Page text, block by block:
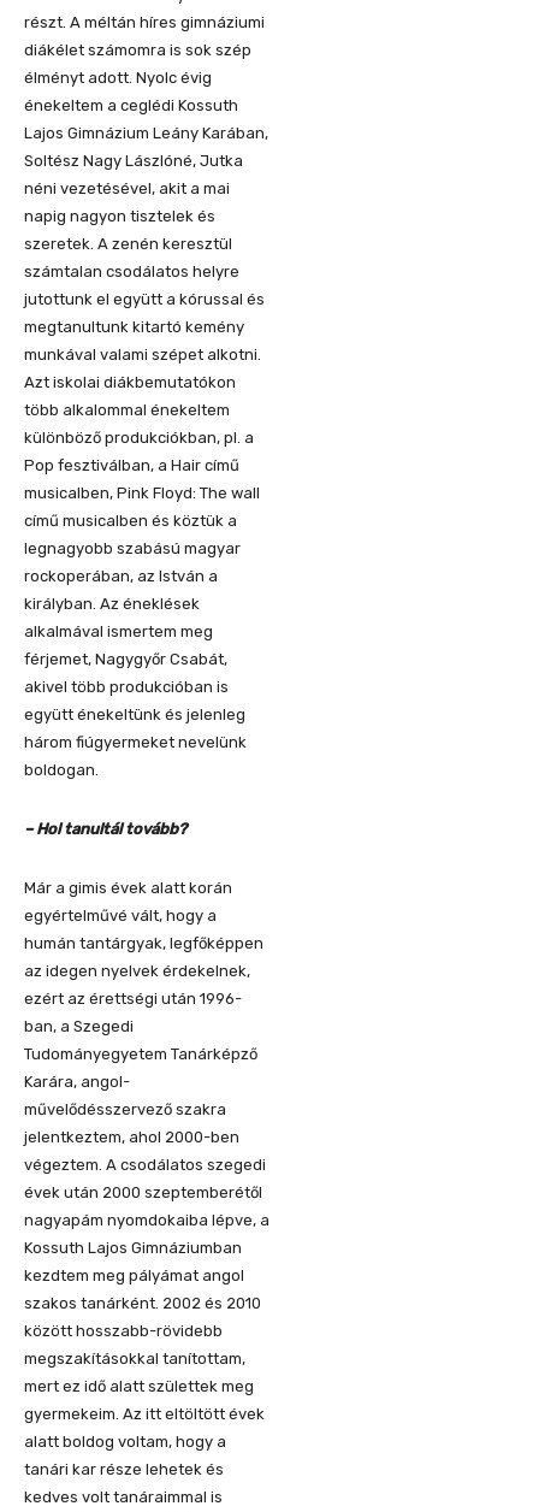
részt. A méltán híres gimnáziumi
diákélet számomra is sok szép
élményt adott. Nyolc évig
énekeltem a ceglédi Kossuth
Lajos Gimnázium Leány Karában,
Soltész Nagy Lászlóné, Jutka
néni vezetésével, akit a mai
napig nagyon tisztelek és
szeretek. A zenén keresztül
számtalan csodálatos helyre
jutottunk el együtt a kórussal és
megtanultunk kitartó kemény
munkával valami szépet alkotni.
Azt iskolai diákbemutatókon
több alkalommal énekeltem
különböző produkciókban, pl. a
Pop fesztiválban, a Hair című
musicalben, Pink Floyd: The wall
című musicalben és köztük a
legnagyobb szabású magyar
rockoperában, az István a
királyban. Az éneklések
alkalmával ismertem meg
férjemet, Nagygyőr Csabát,
akivel több produkcióban is
együtt énekeltünk és jelenleg
három fiúgyermeket nevelünk
boldogan.
– Hol tanultál tovább?
Már a gimis évek alatt korán
egyértelművé vált, hogy a
humán tantárgyak, legfőképpen
az idegen nyelvek érdekelnek,
ezért az érettségi után 1996-
ban, a Szegedi
Tudományegyetem Tanárképző
Karára, angol-
művelődésszervező szakra
jelentkeztem, ahol 2000-ben
végeztem. A csodálatos szegedi
évek után 2000 szeptemberétől
nagyapám nyomdokaiba lépve, a
Kossuth Lajos Gimnáziumban
kezdtem meg pályámat angol
szakos tanárként. 2002 és 2010
között hosszabb-rövidebb
megszakításokkal tanítottam,
mert ez idő alatt születtek meg
gyermekeim. Az itt eltöltött évek
alatt boldog voltam, hogy a
tanári kar része lehetek és
kedves volt tanáraimmal is